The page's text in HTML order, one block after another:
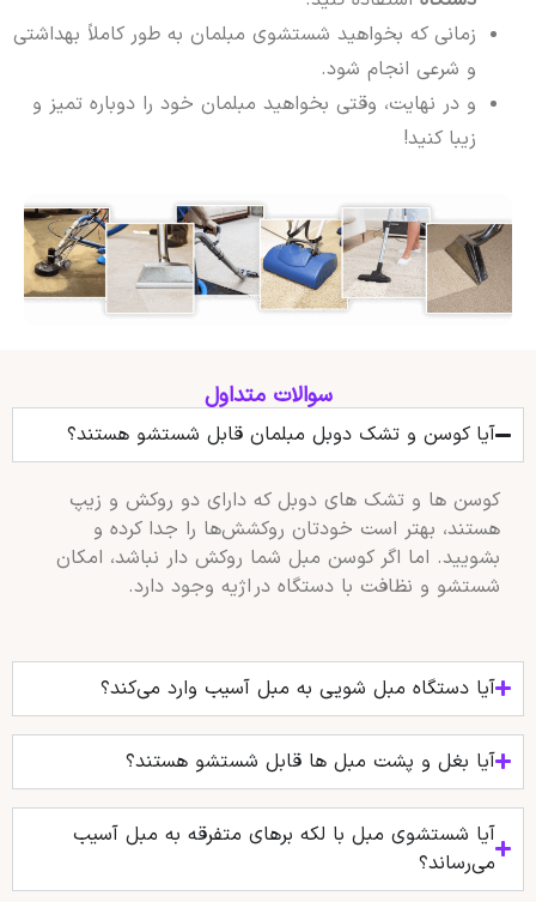
زمانی که بخواهید شستشوی مبلمان به طور کاملاً بهداشتی
و شرعی انجام شود.
و در نهایت، وقتی بخواهید مبلمان خود را دوباره تمیز و
زیبا کنید!
سوالات متداول
آیا کوسن و تشک دوبل مبلمان قابل شستشو هستند؟
کوسن‌ ها و تشک‌ های دوبل که دارای دو روکش و زیپ
هستند، بهتر است خودتان روکشش‌ها را جدا کرده و
بشویید. اما اگر کوسن مبل شما روکش‌ دار نباشد، امکان
شستشو و نظافت با دستگاه در اژیه وجود دارد.
آیا دستگاه مبل شویی به مبل آسیب وارد می‌کند؟
آیا بغل و پشت مبل‌ ها قابل شستشو هستند؟
آیا شستشوی مبل با لکه‌ برهای متفرقه به مبل آسیب
می‌رساند؟